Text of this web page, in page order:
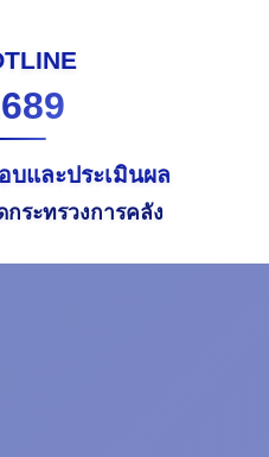
บและประเมินผล
ระทรวงการคลัง